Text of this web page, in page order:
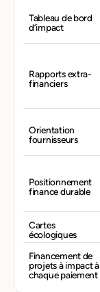
Tableau de bord
d’impact
Rapports extra-
financiers
Orientation
fournisseurs
Positionnement
finance durable
Cartes
écologiques
Financement de
projets à impact à
chaque paiement